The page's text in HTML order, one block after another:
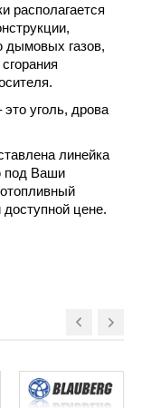
располагается
дымовых газов,
уголь, дрова
линейка
под Ваши
цене.